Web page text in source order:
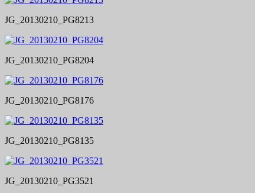
JG_20130210_PG8213
JG_20130210_PG8204
JG_20130210_PG8176
JG_20130210_PG8135
JG_20130210_PG3521